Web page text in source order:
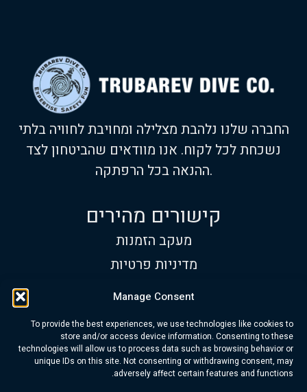
Manage Consent
To provide the best experiences, we use technologies like cookies to
store and/or access device information. Consenting to these
technologies will allow us to process data such as browsing behavior or
unique IDs on this site. Not consenting or withdrawing consent, may
adversely affect certain features and functions.
קישורים מהירים
מעקב הזמנות
מדיניות פרטיות
תנאי שימוש
שעות פעילות
א׳-ש׳:9:00 עד 17:00
טלפון:+972 534-313-418
דוא"ל:info@trubarev.com
החברה שלנו נלהבת מצלילה ומחויבת לחוויה בלתי
נשכחת לכל לקוח. אנו מוודאים שהביטחון לצד
ההנאה בכל הרפתקה.